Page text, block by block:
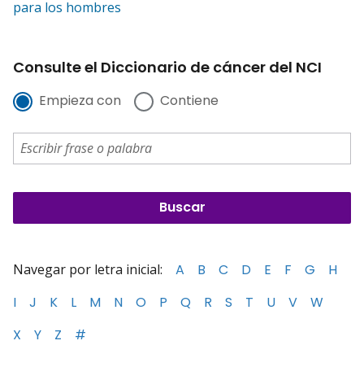
para los hombres
Consulte el Diccionario de cáncer del NCI
Empieza con Contiene
Navegar por letra inicial: A B C D E F G
H
I
J K L M N O P Q R S T U V
W
X
Y Z #